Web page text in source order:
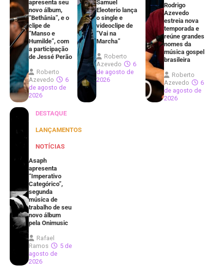
apresenta seu
novo álbum,
“Bethânia”, e o
clipe de
“Manso e
Humilde”, com
a participação
de Jessé Perão
Roberto
Azevedo
6
de agosto de
2026
Samuel
Eleoterio lança
o single e
videoclipe de
“Vai na
Marcha”
Roberto
Azevedo
6
de agosto de
2026
Rodrigo
Azevedo
estreia nova
temporada e
reúne grandes
nomes da
música gospel
brasileira
Roberto
Azevedo
6
de agosto de
2026
DESTAQUE
LANÇAMENTOS
NOTÍCIAS
Asaph
apresenta
“Imperativo
Categórico”,
segunda
música de
trabalho de seu
novo álbum
pela Onimusic
Rafael
Ramos
5 de
agosto de
2026